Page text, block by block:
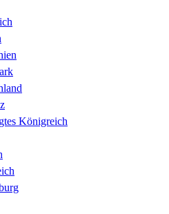
Königreich